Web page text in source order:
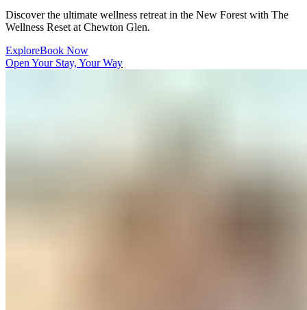
Discover the ultimate wellness retreat in the New Forest with The
Wellness Reset at Chewton Glen.​​​​‌ ‍ ​‍​‍‌‍ ‌ ​‍‌‍‍‌‌‍‌ ‌‍‍‌‌‍ ‍​‍​‍​ ‍‍​‍​‍‌ ​ ‌‍​‌‌‍ ‍‌‍‍‌‌ ‌​‌ ‍‌​‍ ‍‌‍‍‌‌‍ ​‍​‍​‍ ​​‍​‍‌‍‍​‌ ​‍‌‍‌‌‌‍‌‍​‍​‍​ ‍‍​‍​‍‌‍‍​‌ ‌​‌ ‌​‌ ​​‌ ​ ​ ‍‍​‍ ​‍ ‌‍ ​​‍ ‌‌‍​‌‌‍ ‍‌‍‌​​‍ ‌‌ ​‍​‍ ‌‌‍‍​‌‍ ‌ ‌​‌‍‌‌‌‍ ​‌ ​ ​‍ ‌‌ ​ ‌ ‌​‌ ‌‌‌‍‌​‌‍‍‌‌‍ ​‍ ‍‌ ‌‍‌‍‌‌‌ ​‍‌‍​ ‌‍‌‌‌‍ ​​‍ ‍‌‍​‌‌ ​​‌ ​​​‍ ‌‍‍‌‌‍ ‍‌ ‌​‌‍‌‌‌‍ ‍‌ ‌​​‍ ‌‍‌‌‌‍‌​‌‍‍‌‌ ‌​​‍ ‌‍ ‌‌‍ ‌‍‌​‌‍‌‌​ ‌‌ ​​‌ ​‍‌‍‌‌‌ ​ ‌‍‌‌‌‍ ‍‌ ‌​‌‍​‌‌ ‌​‌‍‍‌‌‍ ‌‍ ‍​ ‍ ‌‍‍‌‌‍‌​​ ‌​ ‍‌​ ​‌​ ‌‍​ ‌‍​ ‍‌‌‍‌​‌‍​‌​ ​​​‍ ‌​ ‌‍‌‍​ ‌‍​ ‌‍​ ​‍ ‌​ ‌​​ ‍‌​ ‌​​ ‌‍​‍ ‌‌‍​‌​ ​‍​ ‌ ​ ‌​​‍ ‌‌‍​‌‌‍​ ‌‍​‍​ ‍‌‌‍​‍​ ​ ‌‍‌‌‌‍​ ​ ​ ‌‍‌​​ ‌ ‌‍​ ​ ‍ ‌ ‌​‌ ‍‌‌ ​​‌‍‌‌​ ‌‌‍‍​‌‍ ‌ ‌​‌‍‌‌‌‍ ​‌‌​ ‌‍‍‌‌ ‌​‌‍‌‌‌‌​​‌‍​‌‌‍‌ ‌‍‌‌​ ‍ ‌ ​​‌‍​‌‌ ‌​‌‍‍​​ ‌‌ ​​‌‍​‌‌‍‌ ‌‍‌‌‌​​‍‌ ‌‌‌‍‍‌‌‍ ​‌‍‌​‌‍‌‌‌ ​‍​‍‌‌​ ‌‌‌​​‍‌‌ ‌‍‍ ‌‍‌‌‌ ‍‌​‍‌‌​ ​ ‌​‌​​‍‌‌​ ​ ‌​‌​​‍‌‌​ ​‍​ ​‍​ ‍​​ ​ ​ ‍​​ ‌ ​ ‍​​ ​‌​ ‌‍‌‍​ ‌‍‌‌​ ‌​​ ​‍‌‍​‌​‍‌‌​ ​‍​ ​‍​‍‌‌​ ‌‌‌​‌​​‍ ‍‌‍​ ‌‍ ‌‍ ‍‌ ‌​‌‍‌‌‌‍ ‍‌ ‌​​‍‌‌​ ‌‌‌​​‍‌‌ ‌‍‍ ‌‍‌‌‌ ‍‌​‍‌‌​ ​ ‌​‌​​‍‌‌​ ​ ‌​‌​​‍‌‌​ ​‍​ ​‍​ ‌ ‌‍‌‍​ ‌ ​ ​ ​ ‌​​ ‌​​ ‌‍​ ‍​​ ‍​​ ‍​​ ​‌​ ‌‌​‍‌‌​ ​‍​ ​‍​‍‌‌​ ‌‌‌​‌​​‍ ‍‌‍‌‌‌ ‍​‌‍​ ‌‍‌‌‌ ​‍‌ ​​‌ ‌​​ ‌‍​‍‌‍​‌‌ ​ ‌‍‌‌‌‌‌‌‌ ​‍‌‍ ​​ ‌‌‍‍​‌ ‌​‌ ‌​‌ ​​‌ ​ ​‍‌‌​ ​ ‌​​‌​‍‌‌​ ​‍‌​‌‍​‍‌‌​ ​‍‌​‌‍‌‍ ​​‍ ‌‌‍​‌‌‍ ‍‌‍‌​​‍ ‌‌ ​‍​‍ ‌‌‍‍​‌‍ ‌ ‌​‌‍‌‌‌‍ ​‌ ​ ​‍ ‌‌ ​ ‌ ‌​‌ ‌‌‌‍‌​‌‍‍‌‌‍ ​‍ ‍‌ ‌‍‌‍‌‌‌ ​‍‌‍​ ‌‍‌‌‌‍ ​​‍ ‍‌‍​‌‌ ​​‌ ​​​‍‌‍‌‍‍‌‌‍‌​​ ‌​ ‍‌​ ​‌​ ‌‍​ ‌‍​ ‍‌‌‍‌​‌‍​‌​ ​​​‍ ‌​ ‌‍‌‍​ ‌‍​ ‌‍​ ​‍ ‌​ ‌​​ ‍‌​ ‌​​ ‌‍​‍ ‌‌‍​‌​ ​‍​ ‌ ​ ‌​​‍ ‌‌‍​‌‌‍​ ‌‍​‍​ ‍‌‌‍​‍​ ​ ‌‍‌‌‌‍​ ​ ​ ‌‍‌​​ ‌ ‌‍​ ​‍‌‍‌ ‌​‌ ‍‌‌ ​​‌‍‌‌​ ‌‌‍‍​‌‍ ‌ ‌​‌‍‌‌‌‍ ​‌‌​ ‌‍‍‌‌ ‌​‌‍‌‌‌‌​​‌‍​‌‌‍‌ ‌‍‌‌​‍‌‍‌ ​​‌‍​‌‌ ‌​‌‍‍​​ ‌‌ ​​‌‍​‌‌‍‌ ‌‍‌‌‌​​‍‌ ‌‌‌‍‍‌‌‍ ​‌‍‌​‌‍‌‌‌ ​‍​‍‌‌​ ‌‌‌​​‍‌‌ ‌‍‍ ‌‍‌‌‌ ‍‌​‍‌‌​ ​ ‌​‌​​‍‌‌​ ​ ‌​‌​​‍‌‌​ ​‍​ ​‍​ ‍​​ ​ ​ ‍​​ ‌ ​ ‍​​ ​‌​ ‌‍‌‍​ ‌‍‌‌​ ‌​​ ​‍‌‍​‌​‍‌‌​ ​‍​ ​‍​‍‌‌​ ‌‌‌​‌​​‍ ‍‌‍​ ‌‍ ‌‍ ‍‌ ‌​‌‍‌‌‌‍ ‍‌ ‌​​‍‌‌​ ‌‌‌​​‍‌‌ ‌‍‍ ‌‍‌‌‌ ‍‌​‍‌‌​ ​ ‌​‌​​‍‌‌​ ​ ‌​‌​​‍‌‌​ ​‍​ ​‍​ ‌ ‌‍‌‍​ ‌ ​ ​ ​ ‌​​ ‌​​ ‌‍​ ‍​​ ‍​​ ‍​​ ​‌​ ‌‌​‍‌‌​ ​‍​ ​‍​‍‌‌​ ‌‌‌​‌​​‍ ‍‌‍‌‌‌ ‍​‌‍​ ‌‍‌‌‌ ​‍‌ ​​‌ ‌​​‍‌‍‌ ​​‌‍‌‌‌ ​‍‌ ​ ‌ ​​‌‍‌‌‌‍​ ‌ ‌​‌‍‍‌‌ ‌‍‌‍‌‌​ ‌‌ ​​‌ ‌‌‌‍​‍‌‍ ​‌‍‍‌‌ ​ ‌‍‍​‌‍‌‌‌‍‌​​‍​‍‌ ‌
Explore​​​​‌ ‍ ​‍​‍‌‍ ‌ ​‍‌‍‍‌‌‍‌ ‌‍‍‌‌‍ ‍​‍​‍​ ‍‍​‍​‍‌ ​ ‌‍​‌‌‍ ‍‌‍‍‌‌ ‌​‌ ‍‌​‍ ‍‌‍‍‌‌‍ ​‍​‍​‍ ​​‍​‍‌‍‍​‌ ​‍‌‍‌‌‌‍‌‍​‍​‍​ ‍‍​‍​‍‌‍‍​‌ ‌​‌ ‌​‌ ​​‌ ​ ​ ‍‍​‍ ​‍ ‌‍ ​​‍ ‌‌‍​‌‌‍ ‍‌‍‌​​‍ ‌‌ ​‍​‍ ‌‌‍‍​‌‍ ‌ ‌​‌‍‌‌‌‍ ​‌ ​ ​‍ ‌‌ ​ ‌ ‌​‌ ‌‌‌‍‌​‌‍‍‌‌‍ ​‍ ‍‌ ‌‍‌‍‌‌‌ ​‍‌‍​ ‌‍‌‌‌‍ ​​‍ ‍‌‍​‌‌ ​​‌ ​​​‍ ‌‍‍‌‌‍ ‍‌ ‌​‌‍‌‌‌‍ ‍‌ ‌​​‍ ‌‍‌‌‌‍‌​‌‍‍‌‌ ‌​​‍ ‌‍ ‌‌‍ ‌‍‌​‌‍‌‌​ ‌‌ ​​‌ ​‍‌‍‌‌‌ ​ ‌‍‌‌‌‍ ‍‌ ‌​‌‍​‌‌ ‌​‌‍‍‌‌‍ ‌‍ ‍​ ‍ ‌‍‍‌‌‍‌​​ ‌​ ‍‌​ ​‌​ ‌‍​ ‌‍​ ‍‌‌‍‌​‌‍​‌​ ​​​‍ ‌​ ‌‍‌‍​ ‌‍​ ‌‍​ ​‍ ‌​ ‌​​ ‍‌​ ‌​​ ‌‍​‍ ‌‌‍​‌​ ​‍​ ‌ ​ ‌​​‍ ‌‌‍​‌‌‍​ ‌‍​‍​ ‍‌‌‍​‍​ ​ ‌‍‌‌‌‍​ ​ ​ ‌‍‌​​ ‌ ‌‍​ ​ ‍ ‌ ‌​‌ ‍‌‌ ​​‌‍‌‌​ ‌‌‍‍​‌‍ ‌ ‌​‌‍‌‌‌‍ ​‌‌​ ‌‍‍‌‌ ‌​‌‍‌‌‌‌​​‌‍​‌‌‍‌ ‌‍‌‌​ ‍ ‌ ​​‌‍​‌‌ ‌​‌‍‍​​ ‌‌ ​​‌‍​‌‌‍‌ ‌‍‌‌‌​​‍‌ ‌‌‌‍‍‌‌‍ ​‌‍‌​‌‍‌‌‌ ​‍​‍‌‌​ ‌‌‌​​‍‌‌ ‌‍‍ ‌‍‌‌‌ ‍‌​‍‌‌​ ​ ‌​‌​​‍‌‌​ ​ ‌​‌​​‍‌‌​ ​‍​ ​‍​ ‍​​ ​ ​ ‍​​ ‌ ​ ‍​​ ​‌​ ‌‍‌‍​ ‌‍‌‌​ ‌​​ ​‍‌‍​‌​‍‌‌​ ​‍​ ​‍​‍‌‌​ ‌‌‌​‌​​‍ ‍‌‍​ ‌‍ ‌‍ ‍‌ ‌​‌‍‌‌‌‍ ‍‌ ‌​​‍‌‌​ ‌‌‌​​‍‌‌ ‌‍‍ ‌‍‌‌‌ ‍‌​‍‌‌​ ​ ‌​‌​​‍‌‌​ ​ ‌​‌​​‍‌‌​ ​‍​ ​‍​ ‌ ‌‍‌‍​ ‌ ​ ​ ​ ‌​​ ‌​​ ‌‍​ ‍​​ ‍​​ ‍​​ ​‌​ ‌‌​‍‌‌​ ​‍​ ​‍​‍‌‌​ ‌‌‌​‌​​‍ ‍‌ ​​‌ ​‍‌‍‍‌‌‍ ‌‌‍​‌‌ ​‍‌ ‍‌‌​​ ‌ ‌​‌‍​‌​‍ ‍‌‍ ​‌‍​‌‌‍​‍‌‍‌‌‌‍ ​​ ‌‍​‍‌‍​‌‌ ​ ‌‍‌‌‌‌‌‌‌ ​‍‌‍ ​​ ‌‌‍‍​‌ ‌​‌ ‌​‌ ​​‌ ​ ​‍‌‌​ ​ ‌​​‌​‍‌‌​ ​‍‌​‌‍​‍‌‌​ ​‍‌​‌‍‌‍ ​​‍ ‌‌‍​‌‌‍ ‍‌‍‌​​‍ ‌‌ ​‍​‍ ‌‌‍‍​‌‍ ‌ ‌​‌‍‌‌‌‍ ​‌ ​ ​‍ ‌‌ ​ ‌ ‌​‌ ‌‌‌‍‌​‌‍‍‌‌‍ ​‍ ‍‌ ‌‍‌‍‌‌‌ ​‍‌‍​ ‌‍‌‌‌‍ ​​‍ ‍‌‍​‌‌ ​​‌ ​​​‍‌‍‌‍‍‌‌‍‌​​ ‌​ ‍‌​ ​‌​ ‌‍​ ‌‍​ ‍‌‌‍‌​‌‍​‌​ ​​​‍ ‌​ ‌‍‌‍​ ‌‍​ ‌‍​ ​‍ ‌​ ‌​​ ‍‌​ ‌​​ ‌‍​‍ ‌‌‍​‌​ ​‍​ ‌ ​ ‌​​‍ ‌‌‍​‌‌‍​ ‌‍​‍​ ‍‌‌‍​‍​ ​ ‌‍‌‌‌‍​ ​ ​ ‌‍‌​​ ‌ ‌‍​ ​‍‌‍‌ ‌​‌ ‍‌‌ ​​‌‍‌‌​ ‌‌‍‍​‌‍ ‌ ‌​‌‍‌‌‌‍ ​‌‌​ ‌‍‍‌‌ ‌​‌‍‌‌‌‌​​‌‍​‌‌‍‌ ‌‍‌‌​‍‌‍‌ ​​‌‍​‌‌ ‌​‌‍‍​​ ‌‌ ​​‌‍​‌‌‍‌ ‌‍‌‌‌​​‍‌ ‌‌‌‍‍‌‌‍ ​‌‍‌​‌‍‌‌‌ ​‍​‍‌‌​ ‌‌‌​​‍‌‌ ‌‍‍ ‌‍‌‌‌ ‍‌​‍‌‌​ ​ ‌​‌​​‍‌‌​ ​ ‌​‌​​‍‌‌​ ​‍​ ​‍​ ‍​​ ​ ​ ‍​​ ‌ ​ ‍​​ ​‌​ ‌‍‌‍​ ‌‍‌‌​ ‌​​ ​‍‌‍​‌​‍‌‌​ ​‍​ ​‍​‍‌‌​ ‌‌‌​‌​​‍ ‍‌‍​ ‌‍ ‌‍ ‍‌ ‌​‌‍‌‌‌‍ ‍‌ ‌​​‍‌‌​ ‌‌‌​​‍‌‌ ‌‍‍ ‌‍‌‌‌ ‍‌​‍‌‌​ ​ ‌​‌​​‍‌‌​ ​ ‌​‌​​‍‌‌​ ​‍​ ​‍​ ‌ ‌‍‌‍​ ‌ ​ ​ ​ ‌​​ ‌​​ ‌‍​ ‍​​ ‍​​ ‍​​ ​‌​ ‌‌​‍‌‌​ ​‍​ ​‍​‍‌‌​ ‌‌‌​‌​​‍ ‍‌ ​​‌ ​‍‌‍‍‌‌‍ ‌‌‍​‌‌ ​‍‌ ‍‌‌​​ ‌ ‌​‌‍​‌​‍ ‍‌‍ ​‌‍​‌‌‍​‍‌‍‌‌‌‍ ​​‍‌‍‌ ​​‌‍‌‌‌ ​‍‌ ​ ‌ ​​‌‍‌‌‌‍​ ‌ ‌​‌‍‍‌‌ ‌‍‌‍‌‌​ ‌‌ ​​‌ ‌‌‌‍​‍‌‍ ​‌‍‍‌‌ ​ ‌‍‍​‌‍‌‌‌‍‌​​‍​‍‌ ‌Book Now​​​​‌ ‍ ​‍​‍‌‍ ‌ ​‍‌‍‍‌‌‍‌ ‌‍‍‌‌‍ ‍​‍​‍​ ‍‍​‍​‍‌ ​ ‌‍​‌‌‍ ‍‌‍‍‌‌ ‌​‌ ‍‌​‍ ‍‌‍‍‌‌‍ ​‍​‍​‍ ​​‍​‍‌‍‍​‌ ​‍‌‍‌‌‌‍‌‍​‍​‍​ ‍‍​‍​‍‌‍‍​‌ ‌​‌ ‌​‌ ​​‌ ​ ​ ‍‍​‍ ​‍ ‌‍ ​​‍ ‌‌‍​‌‌‍ ‍‌‍‌​​‍ ‌‌ ​‍​‍ ‌‌‍‍​‌‍ ‌ ‌​‌‍‌‌‌‍ ​‌ ​ ​‍ ‌‌ ​ ‌ ‌​‌ ‌‌‌‍‌​‌‍‍‌‌‍ ​‍ ‍‌ ‌‍‌‍‌‌‌ ​‍‌‍​ ‌‍‌‌‌‍ ​​‍ ‍‌‍​‌‌ ​​‌ ​​​‍ ‌‍‍‌‌‍ ‍‌ ‌​‌‍‌‌‌‍ ‍‌ ‌​​‍ ‌‍‌‌‌‍‌​‌‍‍‌‌ ‌​​‍ ‌‍ ‌‌‍ ‌‍‌​‌‍‌‌​ ‌‌ ​​‌ ​‍‌‍‌‌‌ ​ ‌‍‌‌‌‍ ‍‌ ‌​‌‍​‌‌ ‌​‌‍‍‌‌‍ ‌‍ ‍​ ‍ ‌‍‍‌‌‍‌​​ ‌​ ‍‌​ ​‌​ ‌‍​ ‌‍​ ‍‌‌‍‌​‌‍​‌​ ​​​‍ ‌​ ‌‍‌‍​ ‌‍​ ‌‍​ ​‍ ‌​ ‌​​ ‍‌​ ‌​​ ‌‍​‍ ‌‌‍​‌​ ​‍​ ‌ ​ ‌​​‍ ‌‌‍​‌‌‍​ ‌‍​‍​ ‍‌‌‍​‍​ ​ ‌‍‌‌‌‍​ ​ ​ ‌‍‌​​ ‌ ‌‍​ ​ ‍ ‌ ‌​‌ ‍‌‌ ​​‌‍‌‌​ ‌‌‍‍​‌‍ ‌ ‌​‌‍‌‌‌‍ ​‌‌​ ‌‍‍‌‌ ‌​‌‍‌‌‌‌​​‌‍​‌‌‍‌ ‌‍‌‌​ ‍ ‌ ​​‌‍​‌‌ ‌​‌‍‍​​ ‌‌ ​​‌‍​‌‌‍‌ ‌‍‌‌‌​​‍‌ ‌‌‌‍‍‌‌‍ ​‌‍‌​‌‍‌‌‌ ​‍​‍‌‌​ ‌‌‌​​‍‌‌ ‌‍‍ ‌‍‌‌‌ ‍‌​‍‌‌​ ​ ‌​‌​​‍‌‌​ ​ ‌​‌​​‍‌‌​ ​‍​ ​‍​ ‍​​ ​ ​ ‍​​ ‌ ​ ‍​​ ​‌​ ‌‍‌‍​ ‌‍‌‌​ ‌​​ ​‍‌‍​‌​‍‌‌​ ​‍​ ​‍​‍‌‌​ ‌‌‌​‌​​‍ ‍‌‍​ ‌‍ ‌‍ ‍‌ ‌​‌‍‌‌‌‍ ‍‌ ‌​​‍‌‌​ ‌‌‌​​‍‌‌ ‌‍‍ ‌‍‌‌‌ ‍‌​‍‌‌​ ​ ‌​‌​​‍‌‌​ ​ ‌​‌​​‍‌‌​ ​‍​ ​‍​ ‌ ‌‍‌‍​ ‌ ​ ​ ​ ‌​​ ‌​​ ‌‍​ ‍​​ ‍​​ ‍​​ ​‌​ ‌‌​‍‌‌​ ​‍​ ​‍​‍‌‌​ ‌‌‌​‌​​‍ ‍‌ ​ ‌‍‌‌‌‍​ ‌‍ ‌‍ ‍‌‍‌​‌‍​‌‌ ​‍‌ ‍‌‌​​ ‌ ‌​‌‍​‌​‍ ‍‌‍ ​‌‍​‌‌‍​‍‌‍‌‌‌‍ ​​ ‌‍​‍‌‍​‌‌ ​ ‌‍‌‌‌‌‌‌‌ ​‍‌‍ ​​ ‌‌‍‍​‌ ‌​‌ ‌​‌ ​​‌ ​ ​‍‌‌​ ​ ‌​​‌​‍‌‌​ ​‍‌​‌‍​‍‌‌​ ​‍‌​‌‍‌‍ ​​‍ ‌‌‍​‌‌‍ ‍‌‍‌​​‍ ‌‌ ​‍​‍ ‌‌‍‍​‌‍ ‌ ‌​‌‍‌‌‌‍ ​‌ ​ ​‍ ‌‌ ​ ‌ ‌​‌ ‌‌‌‍‌​‌‍‍‌‌‍ ​‍ ‍‌ ‌‍‌‍‌‌‌ ​‍‌‍​ ‌‍‌‌‌‍ ​​‍ ‍‌‍​‌‌ ​​‌ ​​​‍‌‍‌‍‍‌‌‍‌​​ ‌​ ‍‌​ ​‌​ ‌‍​ ‌‍​ ‍‌‌‍‌​‌‍​‌​ ​​​‍ ‌​ ‌‍‌‍​ ‌‍​ ‌‍​ ​‍ ‌​ ‌​​ ‍‌​ ‌​​ ‌‍​‍ ‌‌‍​‌​ ​‍​ ‌ ​ ‌​​‍ ‌‌‍​‌‌‍​ ‌‍​‍​ ‍‌‌‍​‍​ ​ ‌‍‌‌‌‍​ ​ ​ ‌‍‌​​ ‌ ‌‍​ ​‍‌‍‌ ‌​‌ ‍‌‌ ​​‌‍‌‌​ ‌‌‍‍​‌‍ ‌ ‌​‌‍‌‌‌‍ ​‌‌​ ‌‍‍‌‌ ‌​‌‍‌‌‌‌​​‌‍​‌‌‍‌ ‌‍‌‌​‍‌‍‌ ​​‌‍​‌‌ ‌​‌‍‍​​ ‌‌ ​​‌‍​‌‌‍‌ ‌‍‌‌‌​​‍‌ ‌‌‌‍‍‌‌‍ ​‌‍‌​‌‍‌‌‌ ​‍​‍‌‌​ ‌‌‌​​‍‌‌ ‌‍‍ ‌‍‌‌‌ ‍‌​‍‌‌​ ​ ‌​‌​​‍‌‌​ ​ ‌​‌​​‍‌‌​ ​‍​ ​‍​ ‍​​ ​ ​ ‍​​ ‌ ​ ‍​​ ​‌​ ‌‍‌‍​ ‌‍‌‌​ ‌​​ ​‍‌‍​‌​‍‌‌​ ​‍​ ​‍​‍‌‌​ ‌‌‌​‌​​‍ ‍‌‍​ ‌‍ ‌‍ ‍‌ ‌​‌‍‌‌‌‍ ‍‌ ‌​​‍‌‌​ ‌‌‌​​‍‌‌ ‌‍‍ ‌‍‌‌‌ ‍‌​‍‌‌​ ​ ‌​‌​​‍‌‌​ ​ ‌​‌​​‍‌‌​ ​‍​ ​‍​ ‌ ‌‍‌‍​ ‌ ​ ​ ​ ‌​​ ‌​​ ‌‍​ ‍​​ ‍​​ ‍​​ ​‌​ ‌‌​‍‌‌​ ​‍​ ​‍​‍‌‌​ ‌‌‌​‌​​‍ ‍‌ ​ ‌‍‌‌‌‍​ ‌‍ ‌‍ ‍‌‍‌​‌‍​‌‌ ​‍‌ ‍‌‌​​ ‌ ‌​‌‍​‌​‍ ‍‌‍ ​‌‍​‌‌‍​‍‌‍‌‌‌‍ ​​‍‌‍‌ ​​‌‍‌‌‌ ​‍‌ ​ ‌ ​​‌‍‌‌‌‍​ ‌ ‌​‌‍‍‌‌ ‌‍‌‍‌‌​ ‌‌ ​​‌ ‌‌‌‍​‍‌‍ ​‌‍‍‌‌ ​ ‌‍‍​‌‍‌‌‌‍‌​​‍​‍‌ ‌
Open Your Stay, Your Way​​​​‌ ‍ ​‍​‍‌‍ ‌ ​‍‌‍‍‌‌‍‌ ‌‍‍‌‌‍ ‍​‍​‍​ ‍‍​‍​‍‌ ​ ‌‍​‌‌‍ ‍‌‍‍‌‌ ‌​‌ ‍‌​‍ ‍‌‍‍‌‌‍ ​‍​‍​‍ ​​‍​‍‌‍‍​‌ ​‍‌‍‌‌‌‍‌‍​‍​‍​ ‍‍​‍​‍‌‍‍​‌ ‌​‌ ‌​‌ ​​‌ ​ ​ ‍‍​‍ ​‍ ‌‍ ​​‍ ‌‌‍​‌‌‍ ‍‌‍‌​​‍ ‌‌ ​‍​‍ ‌‌‍‍​‌‍ ‌ ‌​‌‍‌‌‌‍ ​‌ ​ ​‍ ‌‌ ​ ‌ ‌​‌ ‌‌‌‍‌​‌‍‍‌‌‍ ​‍ ‍‌ ‌‍‌‍‌‌‌ ​‍‌‍​ ‌‍‌‌‌‍ ​​‍ ‍‌‍​‌‌ ​​‌ ​​​‍ ‌‍‍‌‌‍ ‍‌ ‌​‌‍‌‌‌‍ ‍‌ ‌​​‍ ‌‍‌‌‌‍‌​‌‍‍‌‌ ‌​​‍ ‌‍ ‌‌‍ ‌‍‌​‌‍‌‌​ ‌‌ ​​‌ ​‍‌‍‌‌‌ ​ ‌‍‌‌‌‍ ‍‌ ‌​‌‍​‌‌ ‌​‌‍‍‌‌‍ ‌‍ ‍​ ‍ ‌‍‍‌‌‍‌​​ ‌​ ‍‌​ ​‌​ ‌‍​ ‌‍​ ‍‌‌‍‌​‌‍​‌​ ​​​‍ ‌​ ‌‍‌‍​ ‌‍​ ‌‍​ ​‍ ‌​ ‌​​ ‍‌​ ‌​​ ‌‍​‍ ‌‌‍​‌​ ​‍​ ‌ ​ ‌​​‍ ‌‌‍​‌‌‍​ ‌‍​‍​ ‍‌‌‍​‍​ ​ ‌‍‌‌‌‍​ ​ ​ ‌‍‌​​ ‌ ‌‍​ ​ ‍ ‌ ‌​‌ ‍‌‌ ​​‌‍‌‌​ ‌‌‍‍​‌‍ ‌ ‌​‌‍‌‌‌‍ ​‌‌​ ‌‍‍‌‌ ‌​‌‍‌‌‌‌​​‌‍​‌‌‍‌ ‌‍‌‌​ ‍ ‌ ​​‌‍​‌‌ ‌​‌‍‍​​ ‌‌ ​​‌‍​‌‌‍‌ ‌‍‌‌‌​​‍‌ ‌‌‌‍‍‌‌‍ ​‌‍‌​‌‍‌‌‌ ​‍​‍‌‌​ ‌‌‌​​‍‌‌ ‌‍‍ ‌‍‌‌‌ ‍‌​‍‌‌​ ​ ‌​‌​​‍‌‌​ ​ ‌​‌​​‍‌‌​ ​‍​ ​‍​ ‍​​ ​ ​ ‍​​ ‌ ​ ‍​​ ​‌​ ‌‍‌‍​ ‌‍‌‌​ ‌​​ ​‍‌‍​‌​‍‌‌​ ​‍​ ​‍​‍‌‌​ ‌‌‌​‌​​‍ ‍‌‍​ ‌‍ ‌‍ ‍‌ ‌​‌‍‌‌‌‍ ‍‌ ‌​​‍‌‌​ ‌‌‌​​‍‌‌ ‌‍‍ ‌‍‌‌‌ ‍‌​‍‌‌​ ​ ‌​‌​​‍‌‌​ ​ ‌​‌​​‍‌‌​ ​‍​ ​‍‌‍​‌​ ‌​​ ‌‍‌‍‌‍​ ​‍‌‍‌​​ ​ ‌‍‌​​ ​‍​ ​‌​ ​​‌‍‌‍​‍‌‌​ ​‍​ ​‍​‍‌‌​ ‌‌‌​‌​​‍ ‍‌ ‌​‌‍‍‌‌ ‌​‌‍ ​‌‍‌‌​ ‌‍​‍‌‍​‌‌ ​ ‌‍‌‌‌‌‌‌‌ ​‍‌‍ ​​ ‌‌‍‍​‌ ‌​‌ ‌​‌ ​​‌ ​ ​‍‌‌​ ​ ‌​​‌​‍‌‌​ ​‍‌​‌‍​‍‌‌​ ​‍‌​‌‍‌‍ ​​‍ ‌‌‍​‌‌‍ ‍‌‍‌​​‍ ‌‌ ​‍​‍ ‌‌‍‍​‌‍ ‌ ‌​‌‍‌‌‌‍ ​‌ ​ ​‍ ‌‌ ​ ‌ ‌​‌ ‌‌‌‍‌​‌‍‍‌‌‍ ​‍ ‍‌ ‌‍‌‍‌‌‌ ​‍‌‍​ ‌‍‌‌‌‍ ​​‍ ‍‌‍​‌‌ ​​‌ ​​​‍‌‍‌‍‍‌‌‍‌​​ ‌​ ‍‌​ ​‌​ ‌‍​ ‌‍​ ‍‌‌‍‌​‌‍​‌​ ​​​‍ ‌​ ‌‍‌‍​ ‌‍​ ‌‍​ ​‍ ‌​ ‌​​ ‍‌​ ‌​​ ‌‍​‍ ‌‌‍​‌​ ​‍​ ‌ ​ ‌​​‍ ‌‌‍​‌‌‍​ ‌‍​‍​ ‍‌‌‍​‍​ ​ ‌‍‌‌‌‍​ ​ ​ ‌‍‌​​ ‌ ‌‍​ ​‍‌‍‌ ‌​‌ ‍‌‌ ​​‌‍‌‌​ ‌‌‍‍​‌‍ ‌ ‌​‌‍‌‌‌‍ ​‌‌​ ‌‍‍‌‌ ‌​‌‍‌‌‌‌​​‌‍​‌‌‍‌ ‌‍‌‌​‍‌‍‌ ​​‌‍​‌‌ ‌​‌‍‍​​ ‌‌ ​​‌‍​‌‌‍‌ ‌‍‌‌‌​​‍‌ ‌‌‌‍‍‌‌‍ ​‌‍‌​‌‍‌‌‌ ​‍​‍‌‌​ ‌‌‌​​‍‌‌ ‌‍‍ ‌‍‌‌‌ ‍‌​‍‌‌​ ​ ‌​‌​​‍‌‌​ ​ ‌​‌​​‍‌‌​ ​‍​ ​‍​ ‍​​ ​ ​ ‍​​ ‌ ​ ‍​​ ​‌​ ‌‍‌‍​ ‌‍‌‌​ ‌​​ ​‍‌‍​‌​‍‌‌​ ​‍​ ​‍​‍‌‌​ ‌‌‌​‌​​‍ ‍‌‍​ ‌‍ ‌‍ ‍‌ ‌​‌‍‌‌‌‍ ‍‌ ‌​​‍‌‌​ ‌‌‌​​‍‌‌ ‌‍‍ ‌‍‌‌‌ ‍‌​‍‌‌​ ​ ‌​‌​​‍‌‌​ ​ ‌​‌​​‍‌‌​ ​‍​ ​‍‌‍​‌​ ‌​​ ‌‍‌‍‌‍​ ​‍‌‍‌​​ ​ ‌‍‌​​ ​‍​ ​‌​ ​​‌‍‌‍​‍‌‌​ ​‍​ ​‍​‍‌‌​ ‌‌‌​‌​​‍ ‍‌ ‌​‌‍‍‌‌ ‌​‌‍ ​‌‍‌‌​‍‌‍‌ ​​‌‍‌‌‌ ​‍‌ ​ ‌ ​​‌‍‌‌‌‍​ ‌ ‌​‌‍‍‌‌ ‌‍‌‍‌‌​ ‌‌ ​​‌ ‌‌‌‍​‍‌‍ ​‌‍‍‌‌ ​ ‌‍‍​‌‍‌‌‌‍‌​​‍​‍‌ ‌